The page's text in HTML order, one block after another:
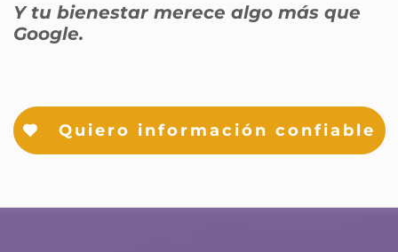
Y tu bienestar merece algo más que
Google.
Quiero información confiable